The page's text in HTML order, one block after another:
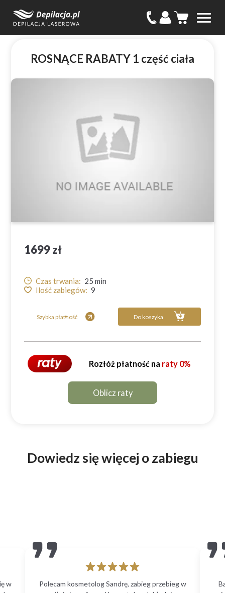
ROSNĄCE RABATY 1 część ciała
1699 zł
Czas trwania: 25 min
Ilość zabiegów: 9
Szybka płatność Do koszyka
Rozłóż płatność na raty 0%
Oblicz raty
Dowiedz się więcej o zabiegu
w
Polecam kosmetolog Sandrę, zabieg przebieg w